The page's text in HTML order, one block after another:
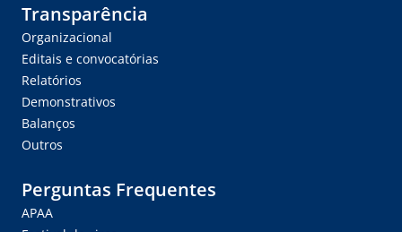
Transparência
Organizacional
Editais e convocatórias
Relatórios
Demonstrativos
Balanços
Outros
Perguntas Frequentes
APAA